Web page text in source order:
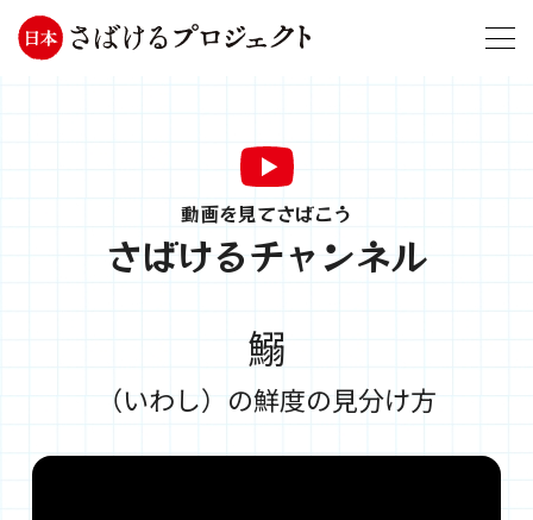
動画を見てさばこう
さばけるチャンネル
鰯
（いわし）の鮮度の見分け方